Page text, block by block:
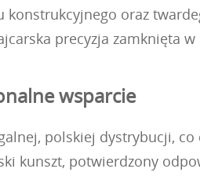
oraz
precyzja zamknięta
wsparcie
polskiej dystrybucji,
kunszt, potwierdzony